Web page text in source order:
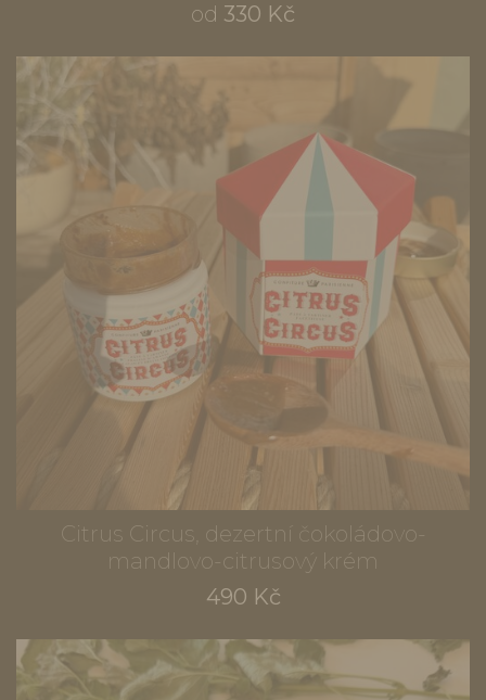
od 330 Kč
Citrus Circus, dezertní čokoládovo-
mandlovo-citrusový krém
490 Kč